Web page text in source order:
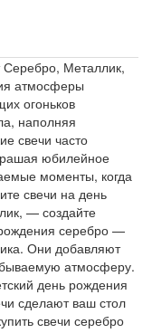
Серебро, Металлик,
атмосферы
огоньков
наполняя
свечи часто
юбилейное
моменты, когда
свечи на день
— создайте
серебро —
Они добавляют
атмосферу.
день рождения
сделают ваш стол
свечи серебро